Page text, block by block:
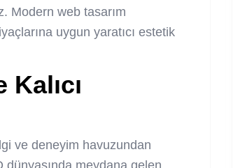
Modern web tasarım
uygun yaratıcı estetik
ve deneyim havuzundan